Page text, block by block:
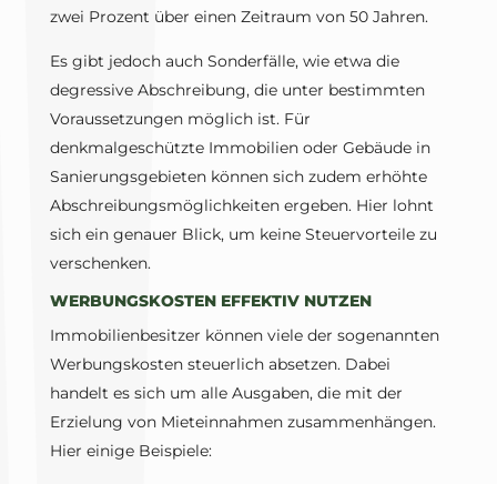
zwei Prozent über einen Zeitraum von 50 Jahren.
Es gibt jedoch auch Sonderfälle, wie etwa die
degressive Abschreibung, die unter bestimmten
Voraussetzungen möglich ist. Für
denkmalgeschützte Immobilien oder Gebäude in
Sanierungsgebieten können sich zudem erhöhte
Abschreibungsmöglichkeiten ergeben. Hier lohnt
sich ein genauer Blick, um keine Steuervorteile zu
verschenken.
WERBUNGSKOSTEN EFFEKTIV NUTZEN
Immobilienbesitzer können viele der sogenannten
Werbungskosten steuerlich absetzen. Dabei
handelt es sich um alle Ausgaben, die mit der
Erzielung von Mieteinnahmen zusammenhängen.
Hier einige Beispiele: